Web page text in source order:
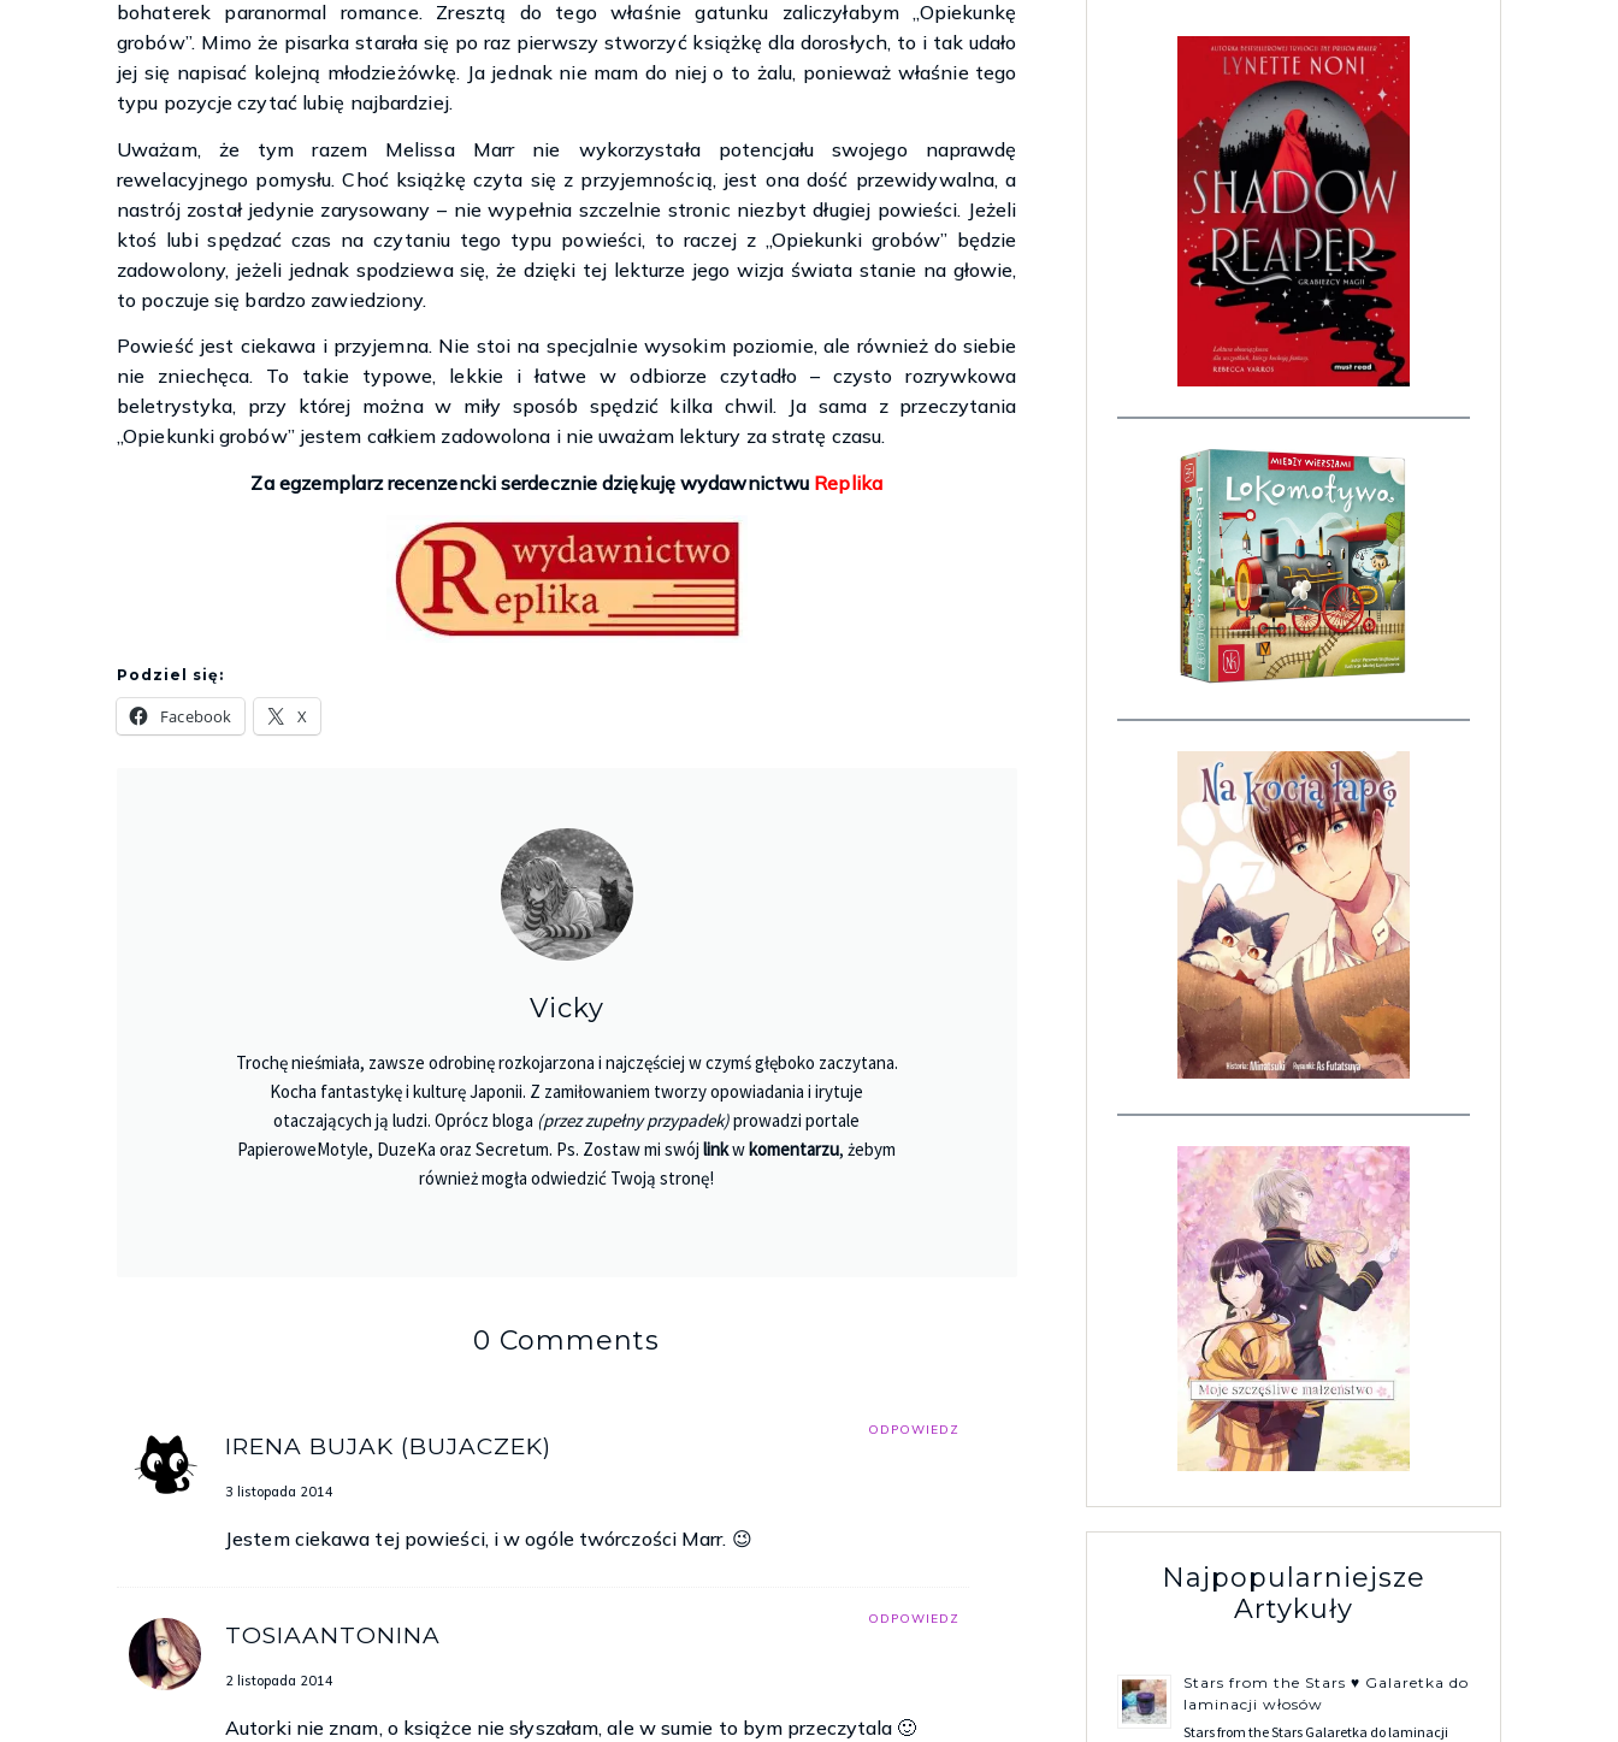
bohaterek paranormal romance. Zresztą do tego właśnie gatunku zaliczyłabym „Opiekunkę
grobów”. Mimo że pisarka starała się po raz pierwszy stworzyć książkę dla dorosłych, to i tak udało
jej się napisać kolejną młodzieżówkę. Ja jednak nie mam do niej o to żalu, ponieważ właśnie tego
typu pozycje czytać lubię najbardziej.
Uważam, że tym razem Melissa Marr nie wykorzystała potencjału swojego naprawdę
rewelacyjnego pomysłu. Choć książkę czyta się z przyjemnością, jest ona dość przewidywalna, a
nastrój został jedynie zarysowany – nie wypełnia szczelnie stronic niezbyt długiej powieści. Jeżeli
ktoś lubi spędzać czas na czytaniu tego typu powieści, to raczej z „Opiekunki grobów” będzie
zadowolony, jeżeli jednak spodziewa się, że dzięki tej lekturze jego wizja świata stanie na głowie,
to poczuje się bardzo zawiedziony.
Powieść jest ciekawa i przyjemna. Nie stoi na specjalnie wysokim poziomie, ale również do siebie
nie zniechęca. To takie typowe, lekkie i łatwe w odbiorze czytadło – czysto rozrywkowa
beletrystyka, przy której można w miły sposób spędzić kilka chwil. Ja sama z przeczytania
„Opiekunki grobów” jestem całkiem zadowolona i nie uważam lektury za stratę czasu.
Za egzemplarz recenzencki serdecznie dziękuję wydawnictwu Replika
Podziel się:
Facebook X
Vicky
Trochę nieśmiała, zawsze odrobinę rozkojarzona i najczęściej w czymś głęboko zaczytana.
Kocha fantastykę i kulturę Japonii. Z zamiłowaniem tworzy opowiadania i irytuje
otaczających ją ludzi. Oprócz bloga (przez zupełny przypadek)prowadzi portale
PapieroweMotyle, DuzeKa oraz Secretum. Ps. Zostaw mi swójlinkw komentarzu, żebym
również mogła odwiedzić Twoją stronę!
0 Comments
ODPOWIEDZ
IRENA BUJAK (BUJACZEK)
3 listopada 2014
Jestem ciekawa tej powieści, i w ogóle twórczości Marr. 😉
ODPOWIEDZ
TOSIAANTONINA
2 listopada 2014
Autorki nie znam, o książce nie słyszałam, ale w sumie to bym przeczytala 🙂
Najpopularniejsze
Artykuły
Stars from the Stars ♥ Galaretka do
laminacji włosów
Stars from the Stars Galaretka do laminacji